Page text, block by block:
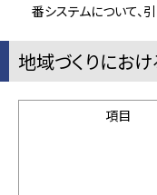
番システムについて、
地域づくりにお
項目